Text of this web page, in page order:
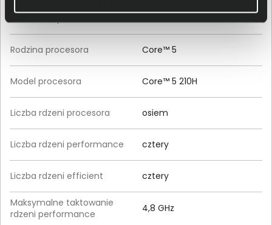
Rodzina procesora Core™ 5
Model procesora Core™ 5 210H
Liczba rdzeni procesora osiem
Liczba rdzeni performance cztery
Liczba rdzeni efficient cztery
Maksymalne taktowanie
rdzeni performance
4,8 GHz